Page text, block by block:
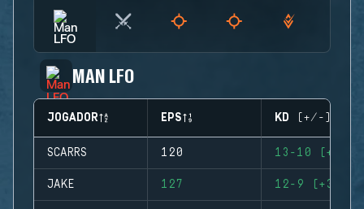
MAN LFO
JOGADOR EPS KD (+/-)
SCARRS 120 13-10 (+3)
JAKE 127 12-9 (+3)